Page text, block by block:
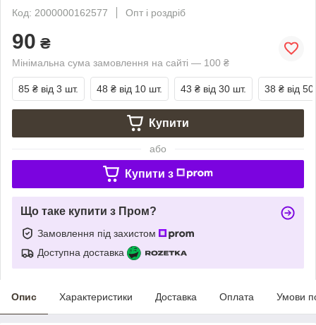
Код: 2000000162577
Опт і роздріб
90 ₴
Мінімальна сума замовлення на сайті — 100 ₴
85 ₴ від 3 шт. 48 ₴ від 10 шт. 43 ₴ від 30 шт. 38 ₴ від
Купити
або
Купити з
Що таке купити з Пром?
Замовлення під захистом
Доступна доставка
Опис Характеристики Доставка Оплата Умови